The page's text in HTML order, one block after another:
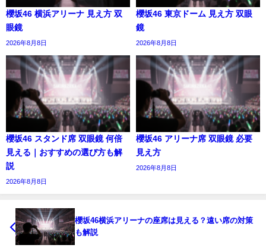
櫻坂46 横浜アリーナ 見え方 双
眼鏡
2026年8月8日
櫻坂46 東京ドーム 見え方 双眼
鏡
2026年8月8日
櫻坂46 スタンド席 双眼鏡 何倍
見える｜おすすめの選び方も解
説
2026年8月8日
櫻坂46 アリーナ席 双眼鏡 必要
見え方
2026年8月8日
櫻坂46横浜アリーナの座席は見える？遠い席の対策
も解説